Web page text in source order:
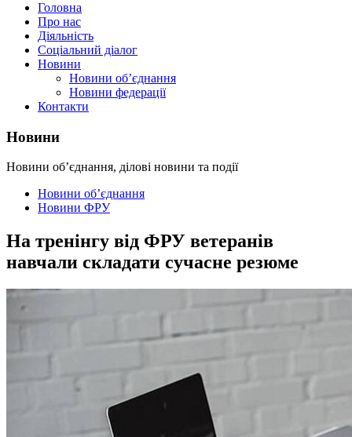
Головна
Про нас
Діяльність
Соціальний діалог
Новини
Новини об’єднання
Новини федерації
Контакти
Новини
Новини об’єднання, ділові новини та події
Новини об’єднання
Новини ФРУ
На тренінгу від ФРУ ветеранів
навчали складати сучасне резюме